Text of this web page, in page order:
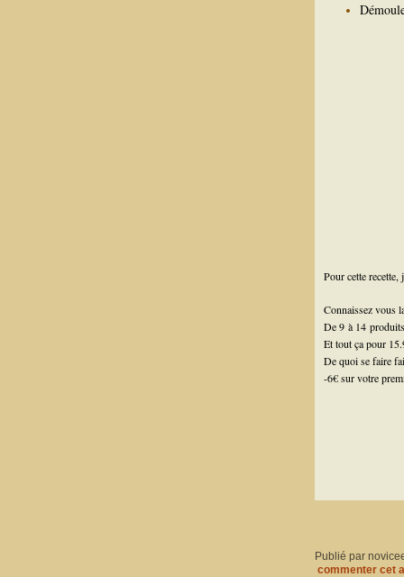
Pour cette
Connaissez vous
De 9 à 14
Et tout ça pour
De quoi se faire
-6€ sur votre
Publié par
commenter cet